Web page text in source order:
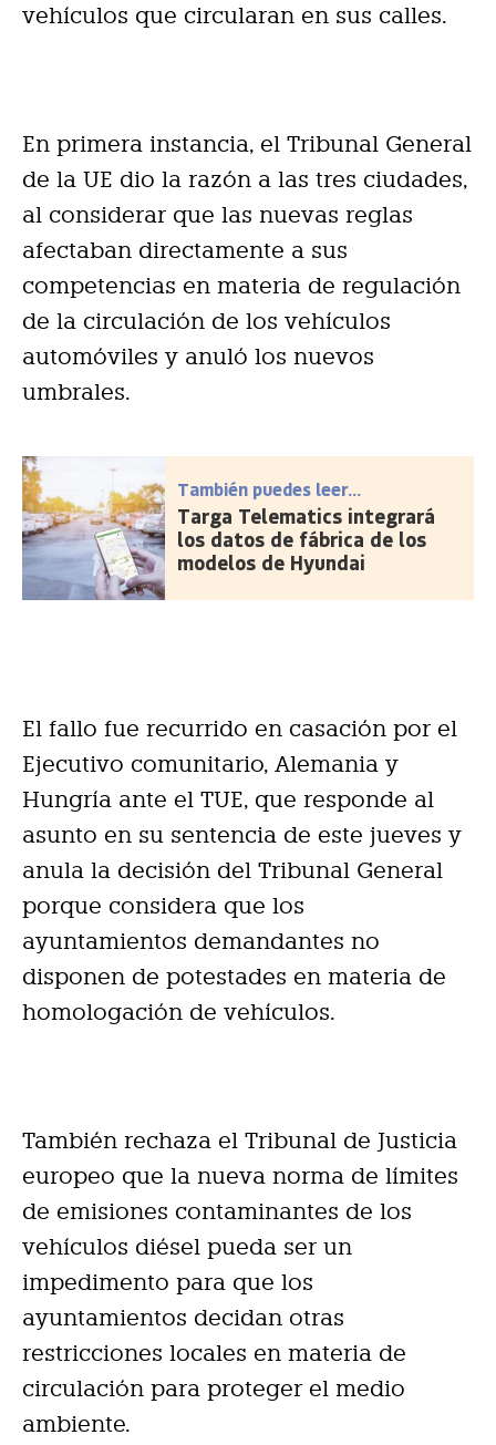
vehículos que circularan en sus calles.
En primera instancia, el Tribunal General
de la UE dio la razón a las tres ciudades,
al considerar que las nuevas reglas
afectaban directamente a sus
competencias en materia de regulación
de la circulación de los vehículos
automóviles y anuló los nuevos
umbrales.
También puedes leer...
Targa Telematics integrará
los datos de fábrica de los
modelos de Hyundai
El fallo fue recurrido en casación por el
Ejecutivo comunitario, Alemania y
Hungría ante el TUE, que responde al
asunto en su sentencia de este jueves y
anula la decisión del Tribunal General
porque considera que los
ayuntamientos demandantes no
disponen de potestades en materia de
homologación de vehículos.
También rechaza el Tribunal de Justicia
europeo que la nueva norma de límites
de emisiones contaminantes de los
vehículos diésel pueda ser un
impedimento para que los
ayuntamientos decidan otras
restricciones locales en materia de
circulación para proteger el medio
ambiente.